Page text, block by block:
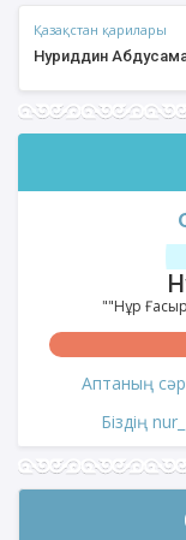
Қазақстан қарилары
Нуриддин
""Нұр
Аптаның
Біздің